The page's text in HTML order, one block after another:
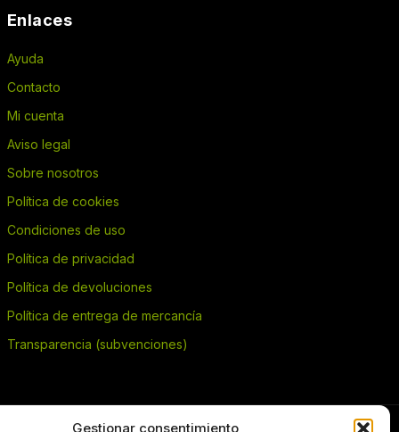
Gestionar consentimiento
Enlaces
Ayuda
Contacto
Mi cuenta
Aviso legal
Sobre nosotros
Política de cookies
Condiciones de uso
Política de privacidad
Política de devoluciones
Política de entrega de mercancía
Transparencia (subvenciones)